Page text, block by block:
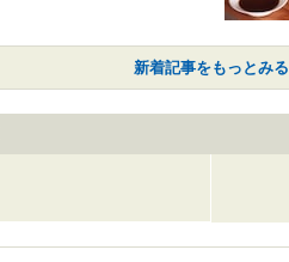
新着記事をもっとみる